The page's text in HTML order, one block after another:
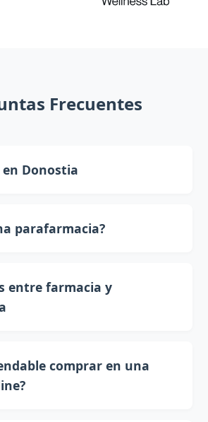
Frecuentes
Donostia
parafarmacia?
entre farmacia y
comprar en una